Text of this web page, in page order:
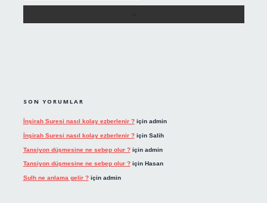
SON YORUMLAR
İnşirah Suresi nasıl kolay ezberlenir ?için admin
İnşirah Suresi nasıl kolay ezberlenir ?için Salih
Tansiyon düşmesine ne sebep olur ?için admin
Tansiyon düşmesine ne sebep olur ?için Hasan
Sulh ne anlama gelir ?için admin